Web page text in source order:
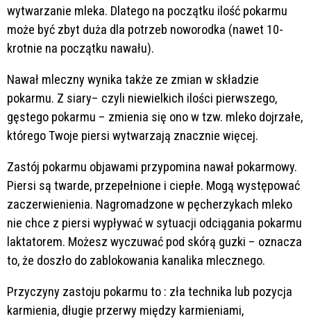
wytwarzanie mleka. Dlatego na początku ilość pokarmu
może być zbyt duża dla potrzeb noworodka (nawet 10-
krotnie na początku nawału).
Nawał mleczny wynika także ze zmian w składzie
pokarmu. Z siary– czyli niewielkich ilości pierwszego,
gęstego pokarmu – zmienia się ono w tzw. mleko dojrzałe,
którego Twoje piersi wytwarzają znacznie więcej.
Zastój pokarmu objawami przypomina nawał pokarmowy.
Piersi są twarde, przepełnione i ciepłe. Mogą występować
zaczerwienienia. Nagromadzone w pęcherzykach mleko
nie chce z piersi wypływać w sytuacji odciągania pokarmu
laktatorem. Możesz wyczuwać pod skórą guzki – oznacza
to, że doszło do zablokowania kanalika mlecznego.
Przyczyny zastoju pokarmu to : zła technika lub pozycja
karmienia, długie przerwy między karmieniami,